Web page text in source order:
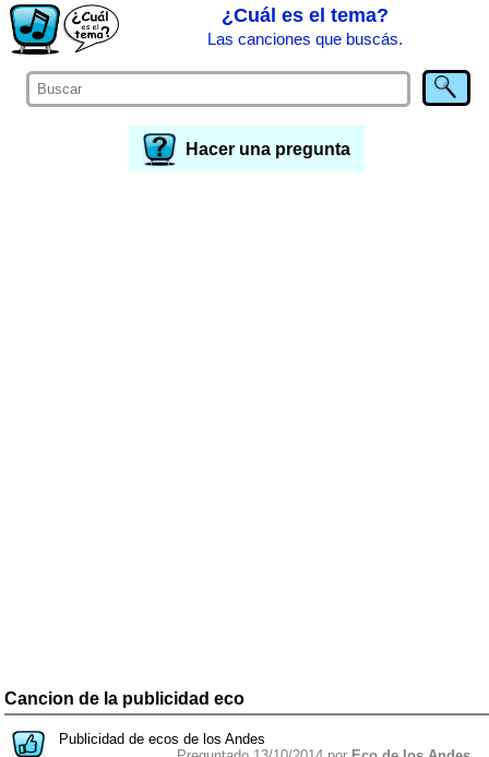
¿Cuál es el tema?
Las canciones que buscás.
Hacer una pregunta
Cancion de la publicidad eco
Publicidad de ecos de los Andes